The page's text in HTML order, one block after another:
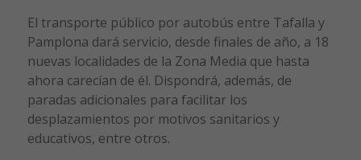
El transporte público por autobús entre Tafalla y
Pamplona dará servicio, desde finales de año, a 18
nuevas localidades de la Zona Media que hasta
ahora carecían de él. Dispondrá, además, de
paradas adicionales para facilitar los
desplazamientos por motivos sanitarios y
educativos, entre otros.